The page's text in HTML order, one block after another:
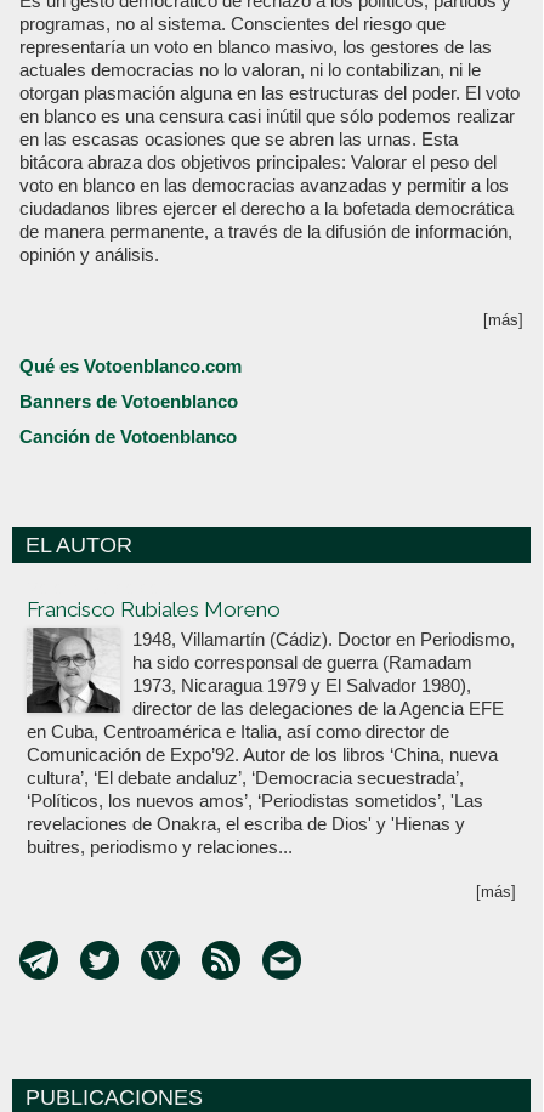
programas, no al sistema. Conscientes del riesgo que
representaría un voto en blanco masivo, los gestores de las
actuales democracias no lo valoran, ni lo contabilizan, ni le
otorgan plasmación alguna en las estructuras del poder. El voto
en blanco es una censura casi inútil que sólo podemos realizar
en las escasas ocasiones que se abren las urnas. Esta
bitácora abraza dos objetivos principales: Valorar el peso del
voto en blanco en las democracias avanzadas y permitir a los
ciudadanos libres ejercer el derecho a la bofetada democrática
de manera permanente, a través de la difusión de información,
opinión y análisis.
[más]
Qué es Votoenblanco.com
Banners de Votoenblanco
Canción de Votoenblanco
EL AUTOR
Francisco Rubiales Moreno
1948, Villamartín (Cádiz). Doctor en Periodismo,
ha sido corresponsal de guerra (Ramadam
1973, Nicaragua 1979 y El Salvador 1980),
director de las delegaciones de la Agencia EFE
en Cuba, Centroamérica e Italia, así como director de
Comunicación de Expo’92. Autor de los libros ‘China, nueva
cultura’, ‘El debate andaluz’, ‘Democracia secuestrada’,
‘Políticos, los nuevos amos’, ‘Periodistas sometidos’, 'Las
revelaciones de Onakra, el escriba de Dios' y 'Hienas y
buitres, periodismo y relaciones...
[más]
PUBLICACIONES